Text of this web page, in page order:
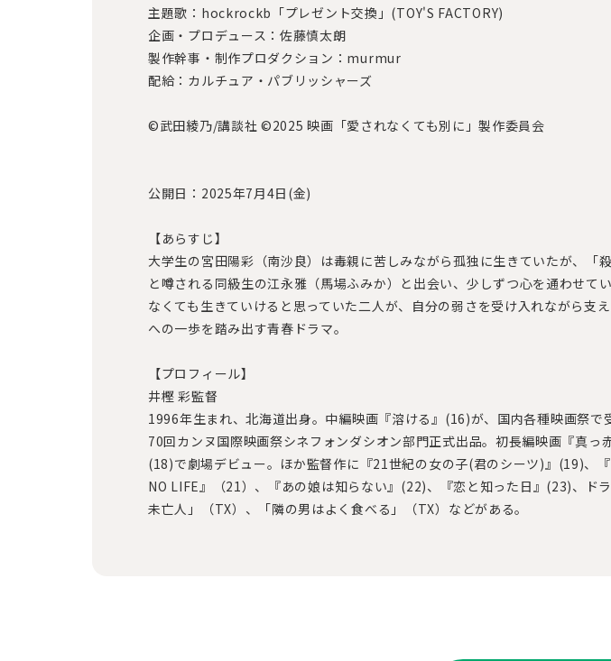
主題歌：hockrockb「プレゼント交換」(TOY'S FACTORY)
企画・プロデュース：佐藤慎太朗
製作幹事・制作プロダクション：murmur
配給：カルチュア・パブリッシャーズ
©武田綾乃/講談社 ©2025 映画「愛されなくても別に」製作委員会
公開日：2025年7月4日(金)
【あらすじ】
大学生の宮⽥陽彩（南沙良）は毒親に苦しみながら孤独に生きていたが、「殺
と噂される同級生の江永雅（⾺場ふみか）と出会い、少しずつ心を通わせて
なくても生きていけると思っていた二人が、自分の弱さを受け入れながら支
への一歩を踏み出す青春ドラマ。
【プロフィール】
井樫 彩監督
1996年生まれ、北海道出身。中編映画『溶ける』(16)が、国内各種映画祭で
70回カンヌ国際映画祭シネフォンダシオン部門正式出品。初長編映画『真っ
(18)で劇場デビュー。ほか監督作に『21世紀の女の子(君のシーツ)』(19)、
NO LIFE』（21）、『あの娘は知らない』(22)、『恋と知った日』(23)、ド
未亡人」（TX）、「隣の男はよく食べる」（TX）などがある。